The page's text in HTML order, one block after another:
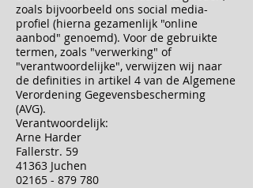
zoals bijvoorbeeld ons social media-
profiel (hierna gezamenlijk "online
aanbod" genoemd). Voor de gebruikte
termen, zoals "verwerking" of
"verantwoordelijke", verwijzen wij naar
de definities in artikel 4 van de Algemene
Verordening Gegevensbescherming
(AVG).
Verantwoordelijk:
Arne Harder
Fallerstr. 59
41363 Juchen
02165 - 879 780